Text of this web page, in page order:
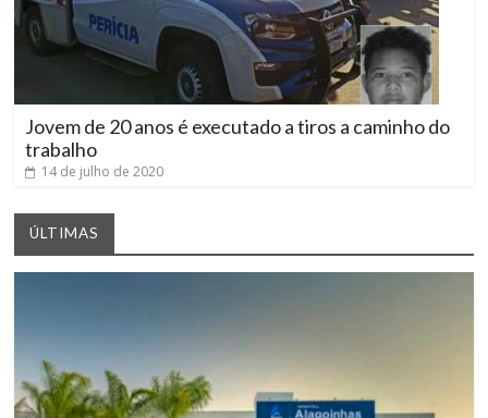
Jovem de 20 anos é executado a tiros a caminho do
trabalho
14 de julho de 2020
ÚLTIMAS